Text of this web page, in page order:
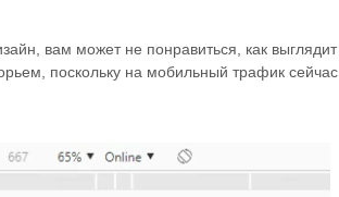
вам может не понравиться, как выглядит
поскольку на мобильный трафик сейчас